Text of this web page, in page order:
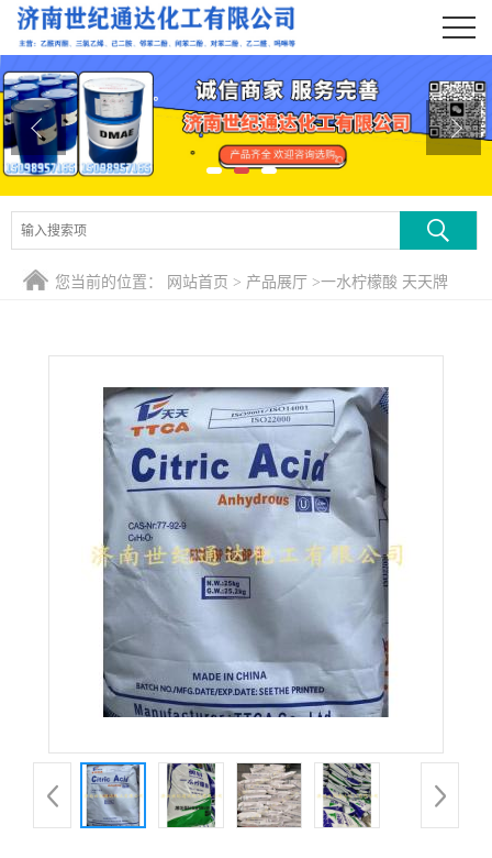
公司首页
公司介绍
公司动态
产品展厅
证书荣誉
您当前的位置： 网站首页 > 产品展厅 >一水柠檬酸 天天牌